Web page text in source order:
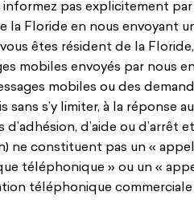
pas explicitement
la Floride en nous envoyant
êtes résident de la
mobiles envoyés par nous
mobiles ou des
sans s’y limiter, à la réponse
d’aide ou d’arrêt
ne constituent pas un « appel
téléphonique » ou un «
téléphonique commerciale